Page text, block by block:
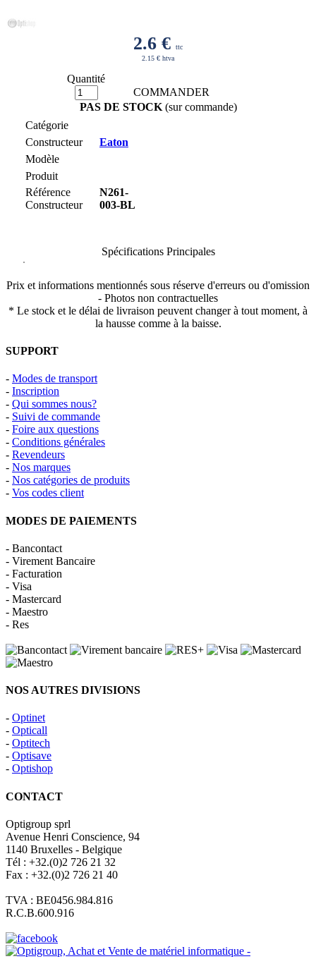
2.6 €
ttc
2.15 € htva
Quantité
COMMANDER
PAS DE STOCK(sur commande)
Catégorie
Constructeur
Eaton
Modèle
Produit
Référence
Constructeur
N261-
003-BL
Spécifications Principales
Prix et informations mentionnés sous réserve d'erreurs ou d'omission
- Photos non contractuelles
* Le stock et le délai de livraison peuvent changer à tout moment, à
la hausse comme à la baisse.
SUPPORT
- Modes de transport
- Inscription
- Qui sommes nous?
- Suivi de commande
- Foire aux questions
- Conditions générales
- Revendeurs
- Nos marques
- Nos catégories de produits
- Vos codes client
MODES DE PAIEMENTS
- Bancontact
- Virement Bancaire
- Facturation
- Visa
- Mastercard
- Maestro
- Res
NOS AUTRES DIVISIONS
- Optinet
- Opticall
- Optitech
- Optisave
- Optishop
CONTACT
Optigroup sprl
Avenue Henri Conscience, 94
1140 Bruxelles - Belgique
Tél : +32.(0)2 726 21 32
Fax : +32.(0)2 726 21 40
TVA : BE0456.984.816
R.C.B.600.916